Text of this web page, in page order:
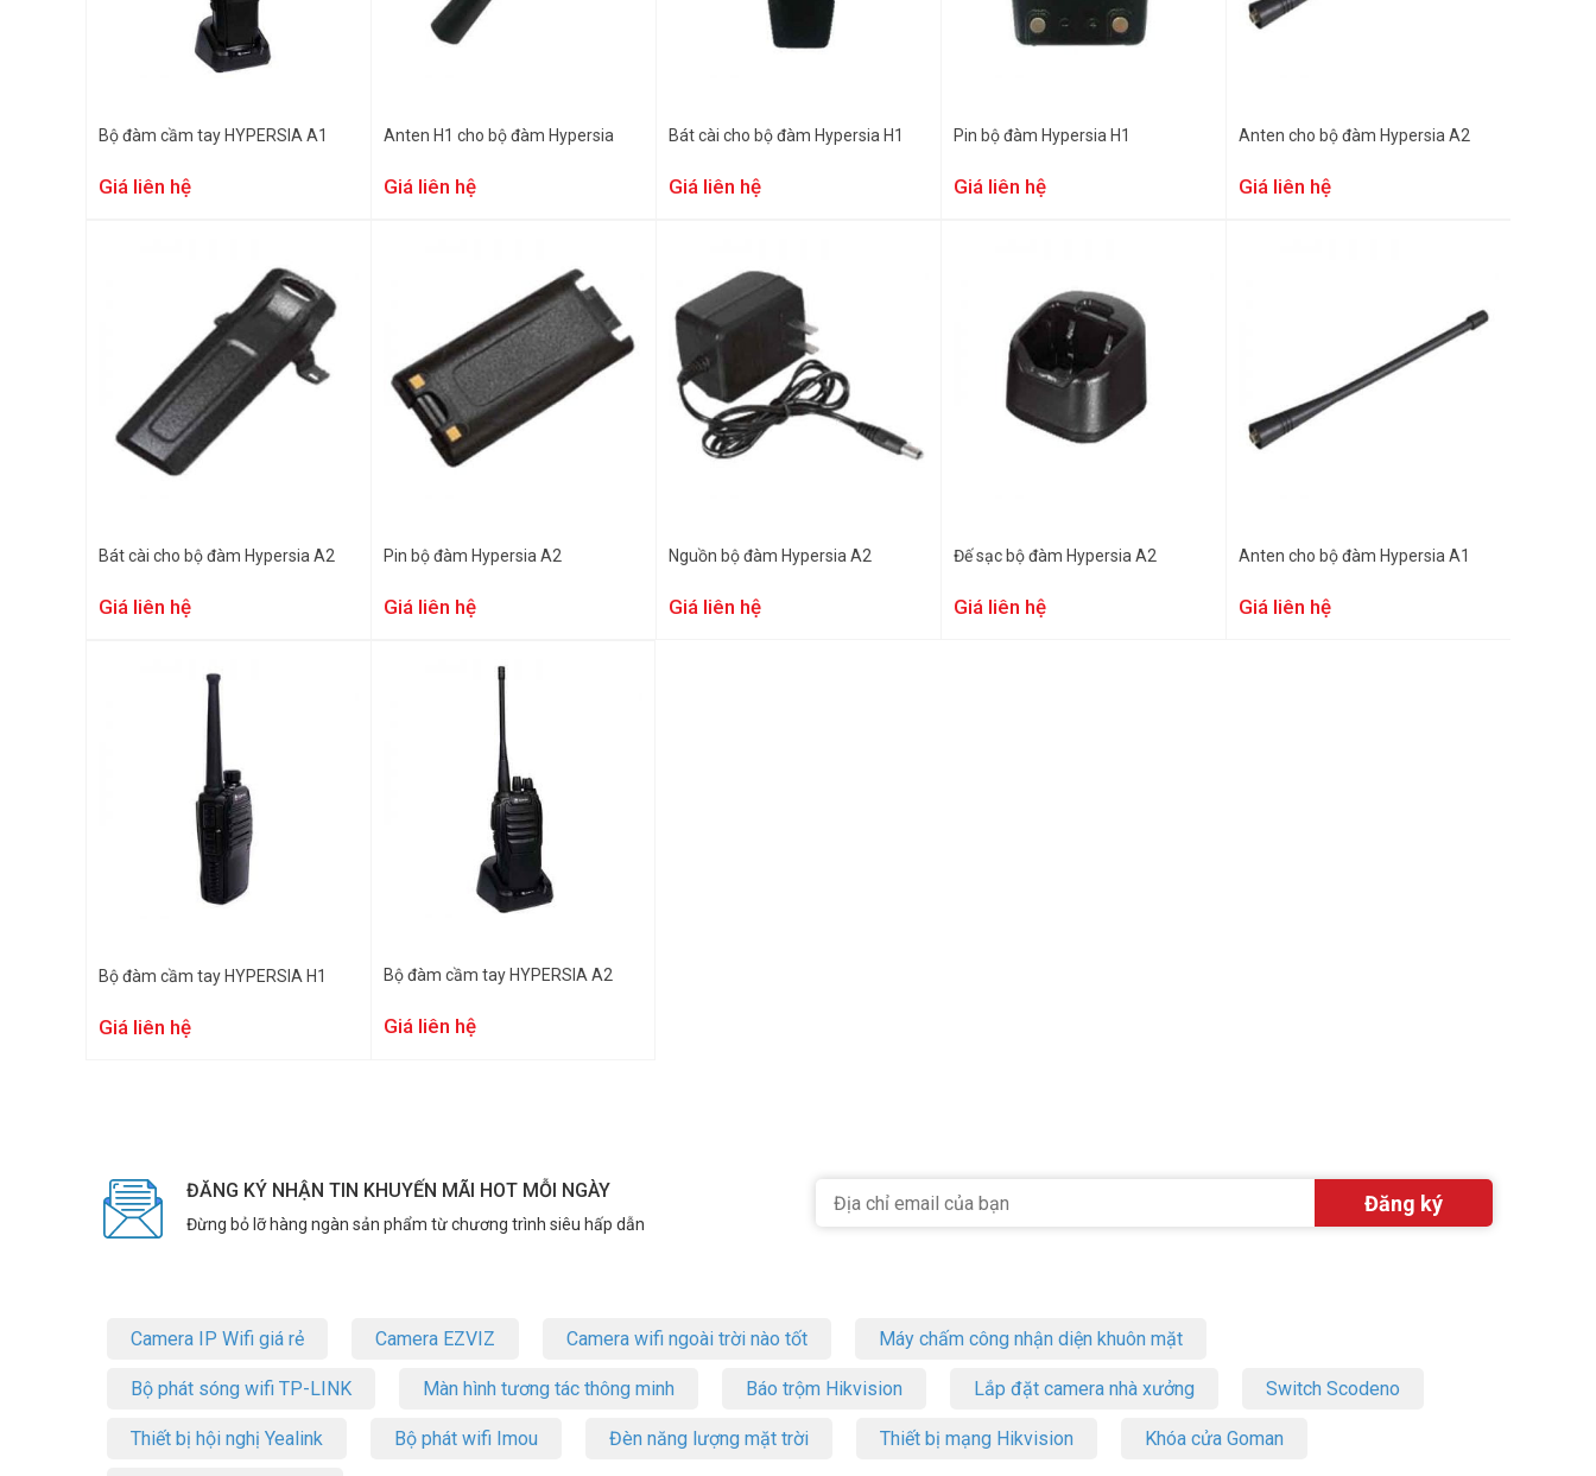
Bộ đàm cầm tay HYPERSIA A1
Giá liên hệ
Anten H1 cho bộ đàm Hypersia
Giá liên hệ
Bát cài cho bộ đàm Hypersia H1
Giá liên hệ
Pin bộ đàm Hypersia H1
Giá liên hệ
Anten cho bộ đàm Hypersia A2
Giá liên hệ
Bát cài cho bộ đàm Hypersia A2
Giá liên hệ
Pin bộ đàm Hypersia A2
Giá liên hệ
Nguồn bộ đàm Hypersia A2
Giá liên hệ
Đế sạc bộ đàm Hypersia A2
Giá liên hệ
Anten cho bộ đàm Hypersia A1
Giá liên hệ
Bộ đàm cầm tay HYPERSIA H1
Giá liên hệ
Bộ đàm cầm tay HYPERSIA A2
Giá liên hệ
ĐĂNG KÝ NHẬN TIN KHUYẾN MÃI HOT MỖI NGÀY
Đừng bỏ lỡ hàng ngàn sản phẩm từ chương trình siêu hấp dẫn
Camera IP Wifi giá rẻ Camera EZVIZ Camera wifi ngoài trời nào tốt Máy chấm công nhận diện khuôn mặt
Bộ phát sóng wifi TP-LINK Màn hình tương tác thông minh Báo trộm Hikvision Lắp đặt camera nhà xưởng Switch Scodeno
Thiết bị hội nghị Yealink Bộ phát wifi Imou Đèn năng lượng mặt trời Thiết bị mạng Hikvision Khóa cửa Goman